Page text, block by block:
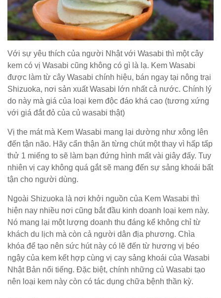
Với sự yêu thích của người Nhật với Wasabi thì một cây
kem có vị Wasabi cũng không có gì là lạ. Kem Wasabi
được làm từ cây Wasabi chính hiệu, bán ngay tại nông trại
Shizuoka, nơi sản xuất Wasabi lớn nhất cả nước. Chính lý
do này mà giá của loại kem độc đáo khá cao (tương xứng
với giá đắt đỏ của củ wasabi thật)
Vị the mát mà Kem Wasabi mang lại dường như xông lên
đến tận não. Hãy cẩn thận ăn từng chút một thay vì hấp tấp
thử 1 miếng to sẽ làm bạn đứng hình mất vài giây đấy. Tuy
nhiên vị cay không quá gắt sẽ mang đến sự sảng khoái bất
tận cho người dùng.
Ngoài Shizuoka là nơi khởi nguồn của Kem Wasabi thì
hiện nay nhiều nơi cũng bắt đầu kinh doanh loại kem này.
Nó mang lại một lượng doanh thu đáng kể không chỉ từ
khách du lịch mà còn cả người dân địa phương. Chìa
khóa để tạo nên sức hút này có lẽ đến từ hương vị béo
ngậy của kem kết hợp cùng vị cay sảng khoái của Wasabi
Nhật Bản nổi tiếng. Đặc biệt, chính những củ Wasabi tạo
nên loại kem này còn có tác dụng chữa bệnh thần kỳ.